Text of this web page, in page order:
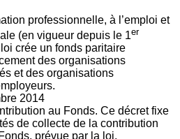
professionnelle, à l’emploi et
(en vigueur depuis le 1er
crée un fonds paritaire
des organisations
et des organisations
2014
au Fonds. Ce décret fixe
de collecte de la contribution
prévue par la loi.